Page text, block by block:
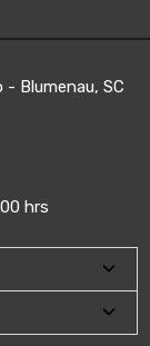
- Blumenau, SC
hrs